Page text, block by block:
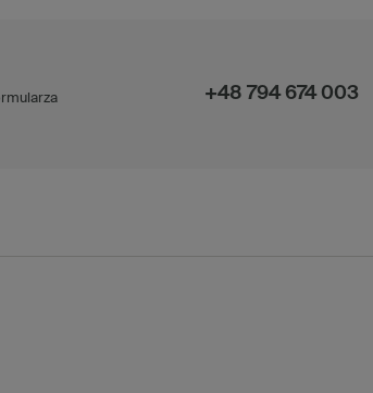
+48 794 674 003